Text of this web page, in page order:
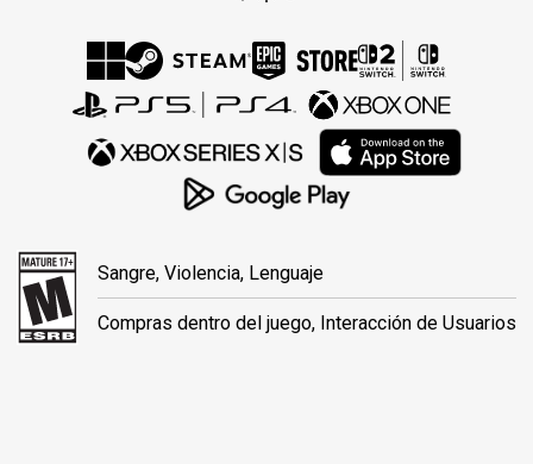
Sangre, Violencia, Lenguaje
Compras dentro del juego, Interacción de Usuarios